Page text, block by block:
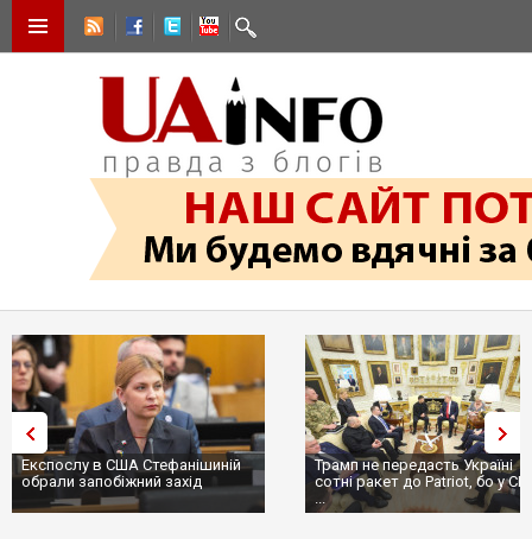
Експослу в США Стефанішиній
обрали запобіжний захід
Трамп не передасть Україні
сотні ракет до Patriot, бо у
...